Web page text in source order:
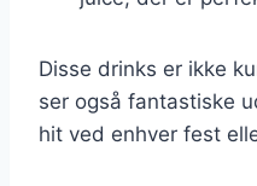
Disse drinks er ikke
ser også fantastiske
hit ved enhver fest